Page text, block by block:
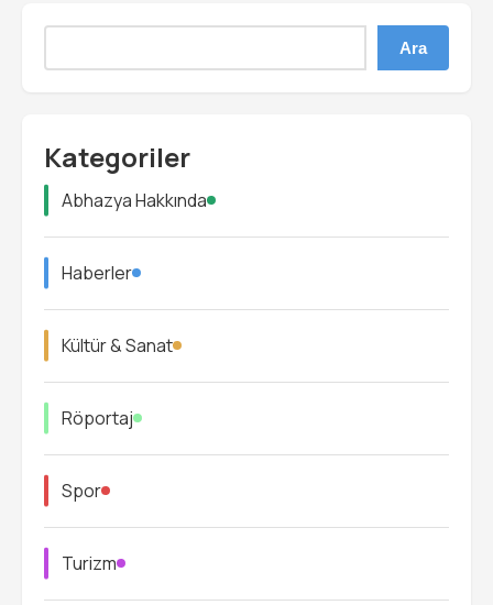
Ara
Kategoriler
Abhazya Hakkında
Haberler
Kültür & Sanat
Röportaj
Spor
Turizm